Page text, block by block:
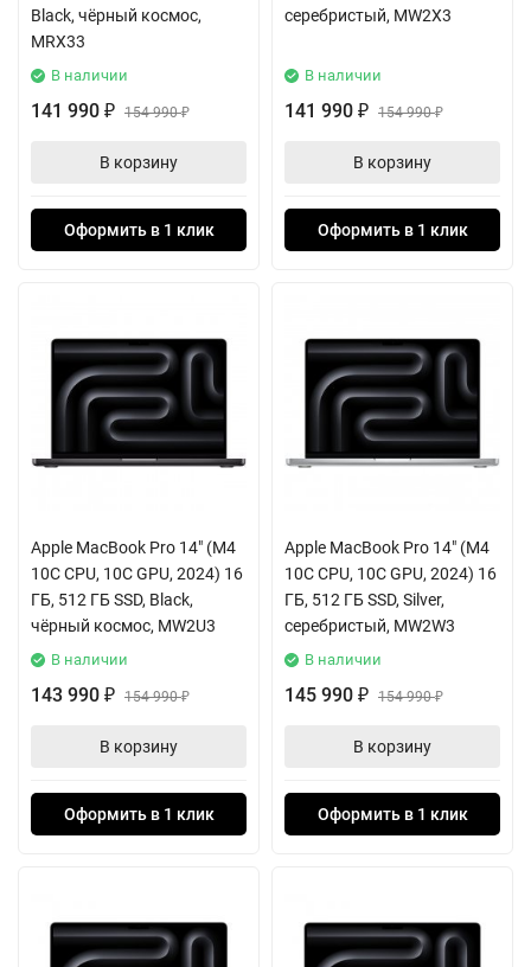
Black, чёрный космос,
MRX33
В наличии
141 990 ₽ 154 990₽
В корзину
Оформить в 1 клик
серебристый, MW2X3
В наличии
141 990 ₽ 154 990₽
В корзину
Оформить в 1 клик
Apple MacBook Pro 14" (M4
10C CPU, 10C GPU, 2024) 16
ГБ, 512 ГБ SSD, Black,
чёрный космос, MW2U3
В наличии
143 990 ₽ 154 990₽
В корзину
Оформить в 1 клик
Apple MacBook Pro 14" (M4
10C CPU, 10C GPU, 2024) 16
ГБ, 512 ГБ SSD, Silver,
серебристый, MW2W3
В наличии
145 990 ₽ 154 990₽
В корзину
Оформить в 1 клик